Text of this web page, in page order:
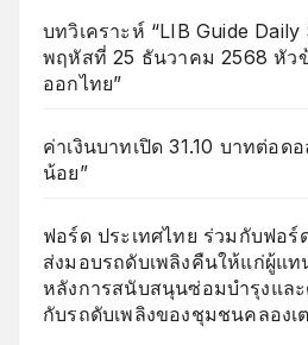
บทวิเคราะห์ “LIB Guide
พฤหัสที่ 25 ธันวาคม 2568 หัว
ออกไทย”
ค่าเงินบาทเปิด 31.10 บาทต่อด
น้อย”
ฟอร์ด ประเทศไทย ร่วมกับฟอร์
ส่งมอบรถดับเพลิงคืนให้แก่ผู้แ
หลังการสนับสนุนซ่อมบำรุงแล
กับรถดับเพลิงของชุมชนคลองเ